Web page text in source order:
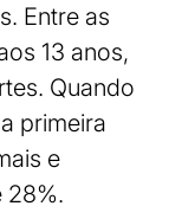
Entre as
13 anos,
Quando
primeira
e
28%.